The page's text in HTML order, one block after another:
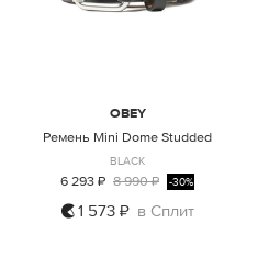
L/XL
OBEY
Ремень Mini Dome Studded
BLACK
6 293 ₽ 8 990 ₽ -30%
1 573 ₽ в Сплит